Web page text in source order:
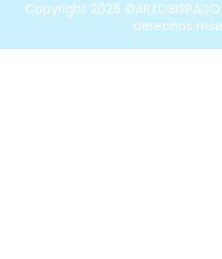
Copyright 2026 ©ARZOBISPADO
derechos